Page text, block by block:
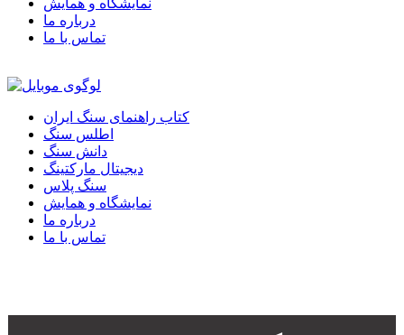
نمایشگاه و همایش
درباره ما
تماس با ما
کتاب راهنمای سنگ ایران
اطلس سنگ
دانش سنگ
دیجیتال مارکتینگ
سنگ پلاس
نمایشگاه و همایش
درباره ما
تماس با ما